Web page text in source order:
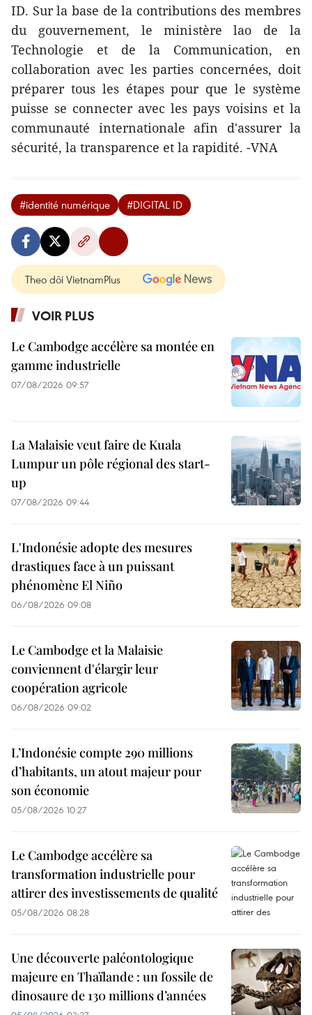
ID. Sur la base de la contributions des membres
du gouvernement, le ministère lao de la
Technologie et de la Communication, en
collaboration avec les parties concernées, doit
préparer tous les étapes pour que le système
puisse se connecter avec les pays voisins et la
communauté internationale afin d'assurer la
sécurité, la transparence et la rapidité. -VNA
#identité numérique #DIGITAL ID
Theo dõi VietnamPlus
VOIR PLUS
Le Cambodge accélère sa montée en
gamme industrielle
07/08/2026 09:57
La Malaisie veut faire de Kuala
Lumpur un pôle régional des start-
up
07/08/2026 09:44
L'Indonésie adopte des mesures
drastiques face à un puissant
phénomène El Niño
06/08/2026 09:08
Le Cambodge et la Malaisie
conviennent d'élargir leur
coopération agricole
06/08/2026 09:02
L’Indonésie compte 290 millions
d’habitants, un atout majeur pour
son économie
05/08/2026 10:27
Le Cambodge accélère sa
transformation industrielle pour
attirer des investissements de qualité
05/08/2026 08:28
Une découverte paléontologique
majeure en Thaïlande : un fossile de
dinosaure de 130 millions d’années